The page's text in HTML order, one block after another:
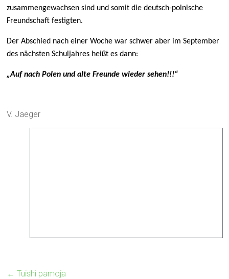
zusammengewachsen sind und somit die deutsch-polnische
Freundschaft festigten.
Der Abschied nach einer Woche war schwer aber im September
des nächsten Schuljahres heißt es dann:
„Auf nach Polen und alte Freunde wieder sehen!!!“
V. Jaeger
← Tuishi pamoja